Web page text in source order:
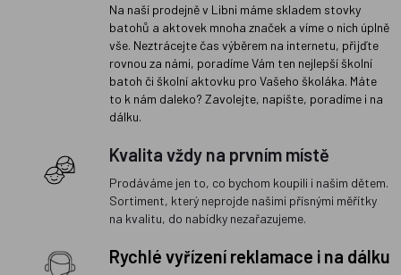
Na naší prodejně v Libni máme skladem stovky
batohů a aktovek mnoha značek a víme o nich úplně
vše. Neztrácejte čas výběrem na internetu, přijďte
rovnou za námi, poradíme Vám ten nejlepší školní
batoh či školní aktovku pro Vašeho školáka. Máte
to k nám daleko? Zavolejte, napište, poradíme i na
dálku.
Kvalita vždy na prvním místě
Prodáváme jen to, co bychom koupili i našim dětem.
Sortiment, který neprojde našimi přísnými měřítky
na kvalitu, do nabídky nezařazujeme.
Rychlé vyřízení reklamace i na dálku